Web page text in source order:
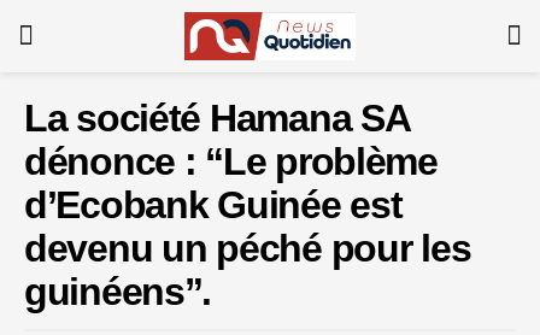
La société Hamana SA
dénonce : “Le problème
d’Ecobank Guinée est
devenu un péché pour les
guinéens”.